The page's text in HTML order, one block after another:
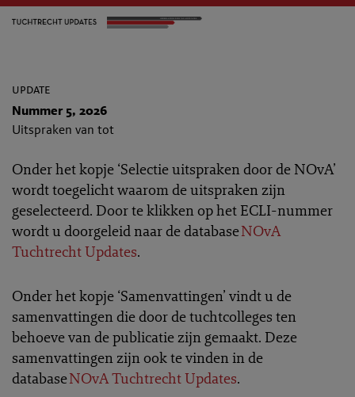
update
Nummer 5, 2026
Uitspraken van tot
Onder het kopje ‘Selectie uitspraken door de NOvA’
wordt toegelicht waarom de uitspraken zijn
geselecteerd. Door te klikken op het ECLI-nummer
wordt u doorgeleid naar de databaseNOvA
Tuchtrecht Updates.
Onder het kopje ‘Samenvattingen’ vindt u de
samenvattingen die door de tuchtcolleges ten
behoeve van de publicatie zijn gemaakt. Deze
samenvattingen zijn ook te vinden in de
databaseNOvA Tuchtrecht Updates.